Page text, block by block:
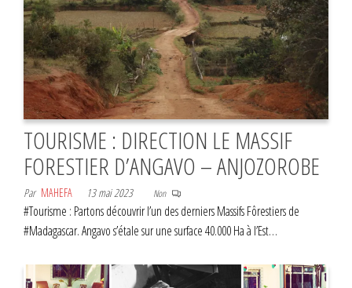
TOURISME : DIRECTION LE MASSIF
FORESTIER D’ANGAVO – ANJOZOROBE
Par MAHEFA 13 mai 2023 Non
#Tourisme : Partons découvrir l’un des derniers Massifs Fôrestiers de
#Madagascar. Angavo s’étale sur une surface 40.000 Ha à l’Est…